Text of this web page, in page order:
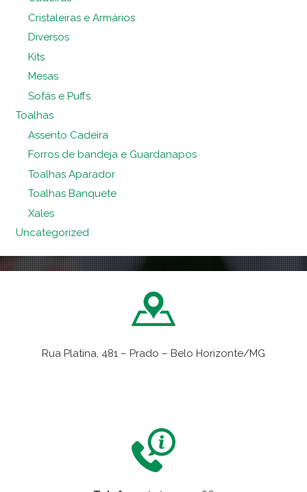
Cristaleiras e Armários
Diversos
Kits
Mesas
Sofás e Puffs
Toalhas
Assento Cadeira
Forros de bandeja e Guardanapos
Toalhas Aparador
Toalhas Banquete
Xales
Uncategorized
Rua Platina, 481 – Prado – Belo Horizonte/MG